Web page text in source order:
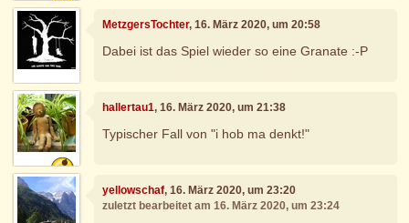
MetzgersTochter, 16. März 2020, um 20:58
Dabei ist das Spiel wieder so eine Granate :-P
hallertau1, 16. März 2020, um 21:38
Typischer Fall von "i hob ma denkt!"
yellowschaf, 16. März 2020, um 23:20
zuletzt bearbeitet am 16. März 2020, um 23:24